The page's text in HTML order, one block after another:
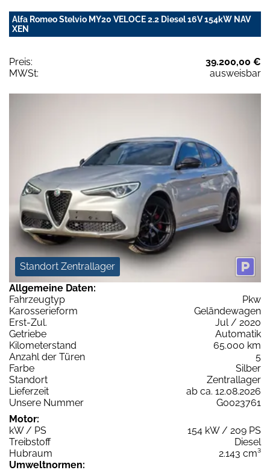
Alfa Romeo Stelvio MY20 VELOCE 2.2 Diesel 16V 154kW NAV
XEN
Preis:
39.200,00 €
MWSt:
ausweisbar
Standort Zentrallager
Allgemeine Daten:
Fahrzeugtyp
Pkw
Karosserieform
Geländewagen
Erst-Zul.
Jul / 2020
Getriebe
Automatik
Kilometerstand
65.000 km
Anzahl der Türen
5
Farbe
Silber
Standort
Zentrallager
Lieferzeit
ab ca. 12.08.2026
Unsere Nummer
G0023761
Motor:
kW / PS
154 kW / 209 PS
Treibstoff
Diesel
Hubraum
2.143 cm³
Umweltnormen: